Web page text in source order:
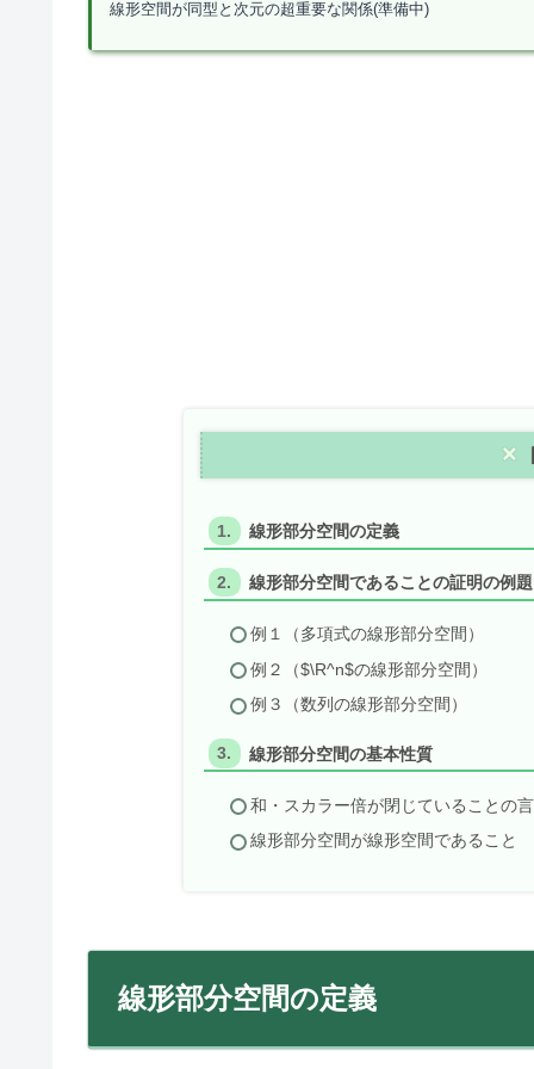
線形空間が同型と次元の超重要な関係(準備中)
線形部分空間の定義
線形部分空間であることの証明の例題
例１（多項式の線形部分空間）
例２（$\R^n$の線形部分空間）
例３（数列の線形部分空間）
線形部分空間の基本性質
和・スカラー倍が閉じていることの
線形部分空間が線形空間であること
線形部分空間の定義